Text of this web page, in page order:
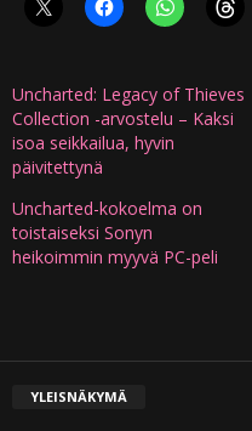
Uncharted: Legacy of Thieves
Collection -arvostelu – Kaksi
isoa seikkailua, hyvin
päivitettynä
Uncharted-kokoelma on
toistaiseksi Sonyn
heikoimmin myyvä PC-peli
YLEISNÄKYMÄ